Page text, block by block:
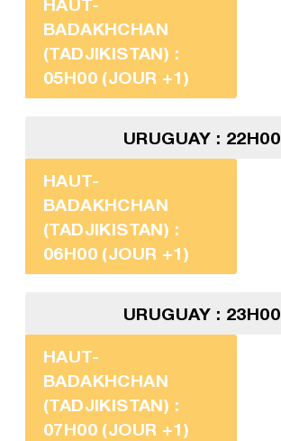
BADAKHCHAN
(TADJIKISTAN) :
05H00 (JOUR +1)
URUGUAY : 22H00
HAUT-
BADAKHCHAN
(TADJIKISTAN) :
06H00 (JOUR +1)
URUGUAY : 23H00
HAUT-
BADAKHCHAN
(TADJIKISTAN) :
07H00 (JOUR +1)